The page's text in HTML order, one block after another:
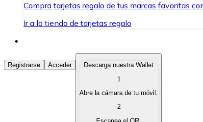
Compra tarjetas regalo de tus marcas favoritas
Ir a la tienda de tarjetas regalo
Comprar Criptomonedas
Compra criptomonedas con diferentes métodos de
Vende tus criptomonedas de forma rápida y segura.
Registrarse Acceder
Descarga nuestra Wallet
1
Abre la cámara de tu móvil.
2